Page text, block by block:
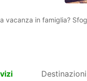
vacanza in famiglia?